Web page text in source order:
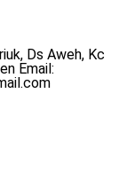
Ds Aweh, Kc
Email: